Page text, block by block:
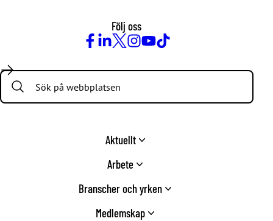
Följ oss
Search:
Aktuellt
Arbete
Branscher och yrken
Medlemskap